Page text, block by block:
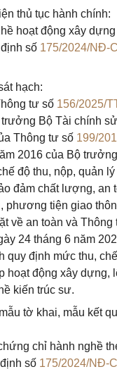
thủ tục hành chính:
hoạt động xây
số 175/2024/NĐ-
hạch:
tư số 156/2025/
Bộ Tài chính
Thông tư số 199/
2016 của Bộ
độ thu, nộp, quản
đảm chất lượng, an
phương tiện giao
về an toàn và Thông
24 tháng 6 năm
quy định mức thu,
hoạt động xây dựng,
kiến trúc sư.
tờ khai, mẫu kết
chỉ hành nghề
số 175/2024/NĐ-